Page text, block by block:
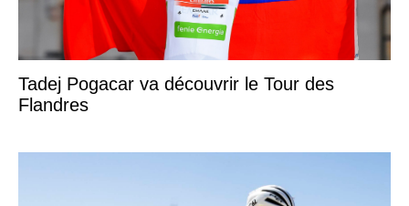
Tadej Pogacar va découvrir le Tour des
Flandres